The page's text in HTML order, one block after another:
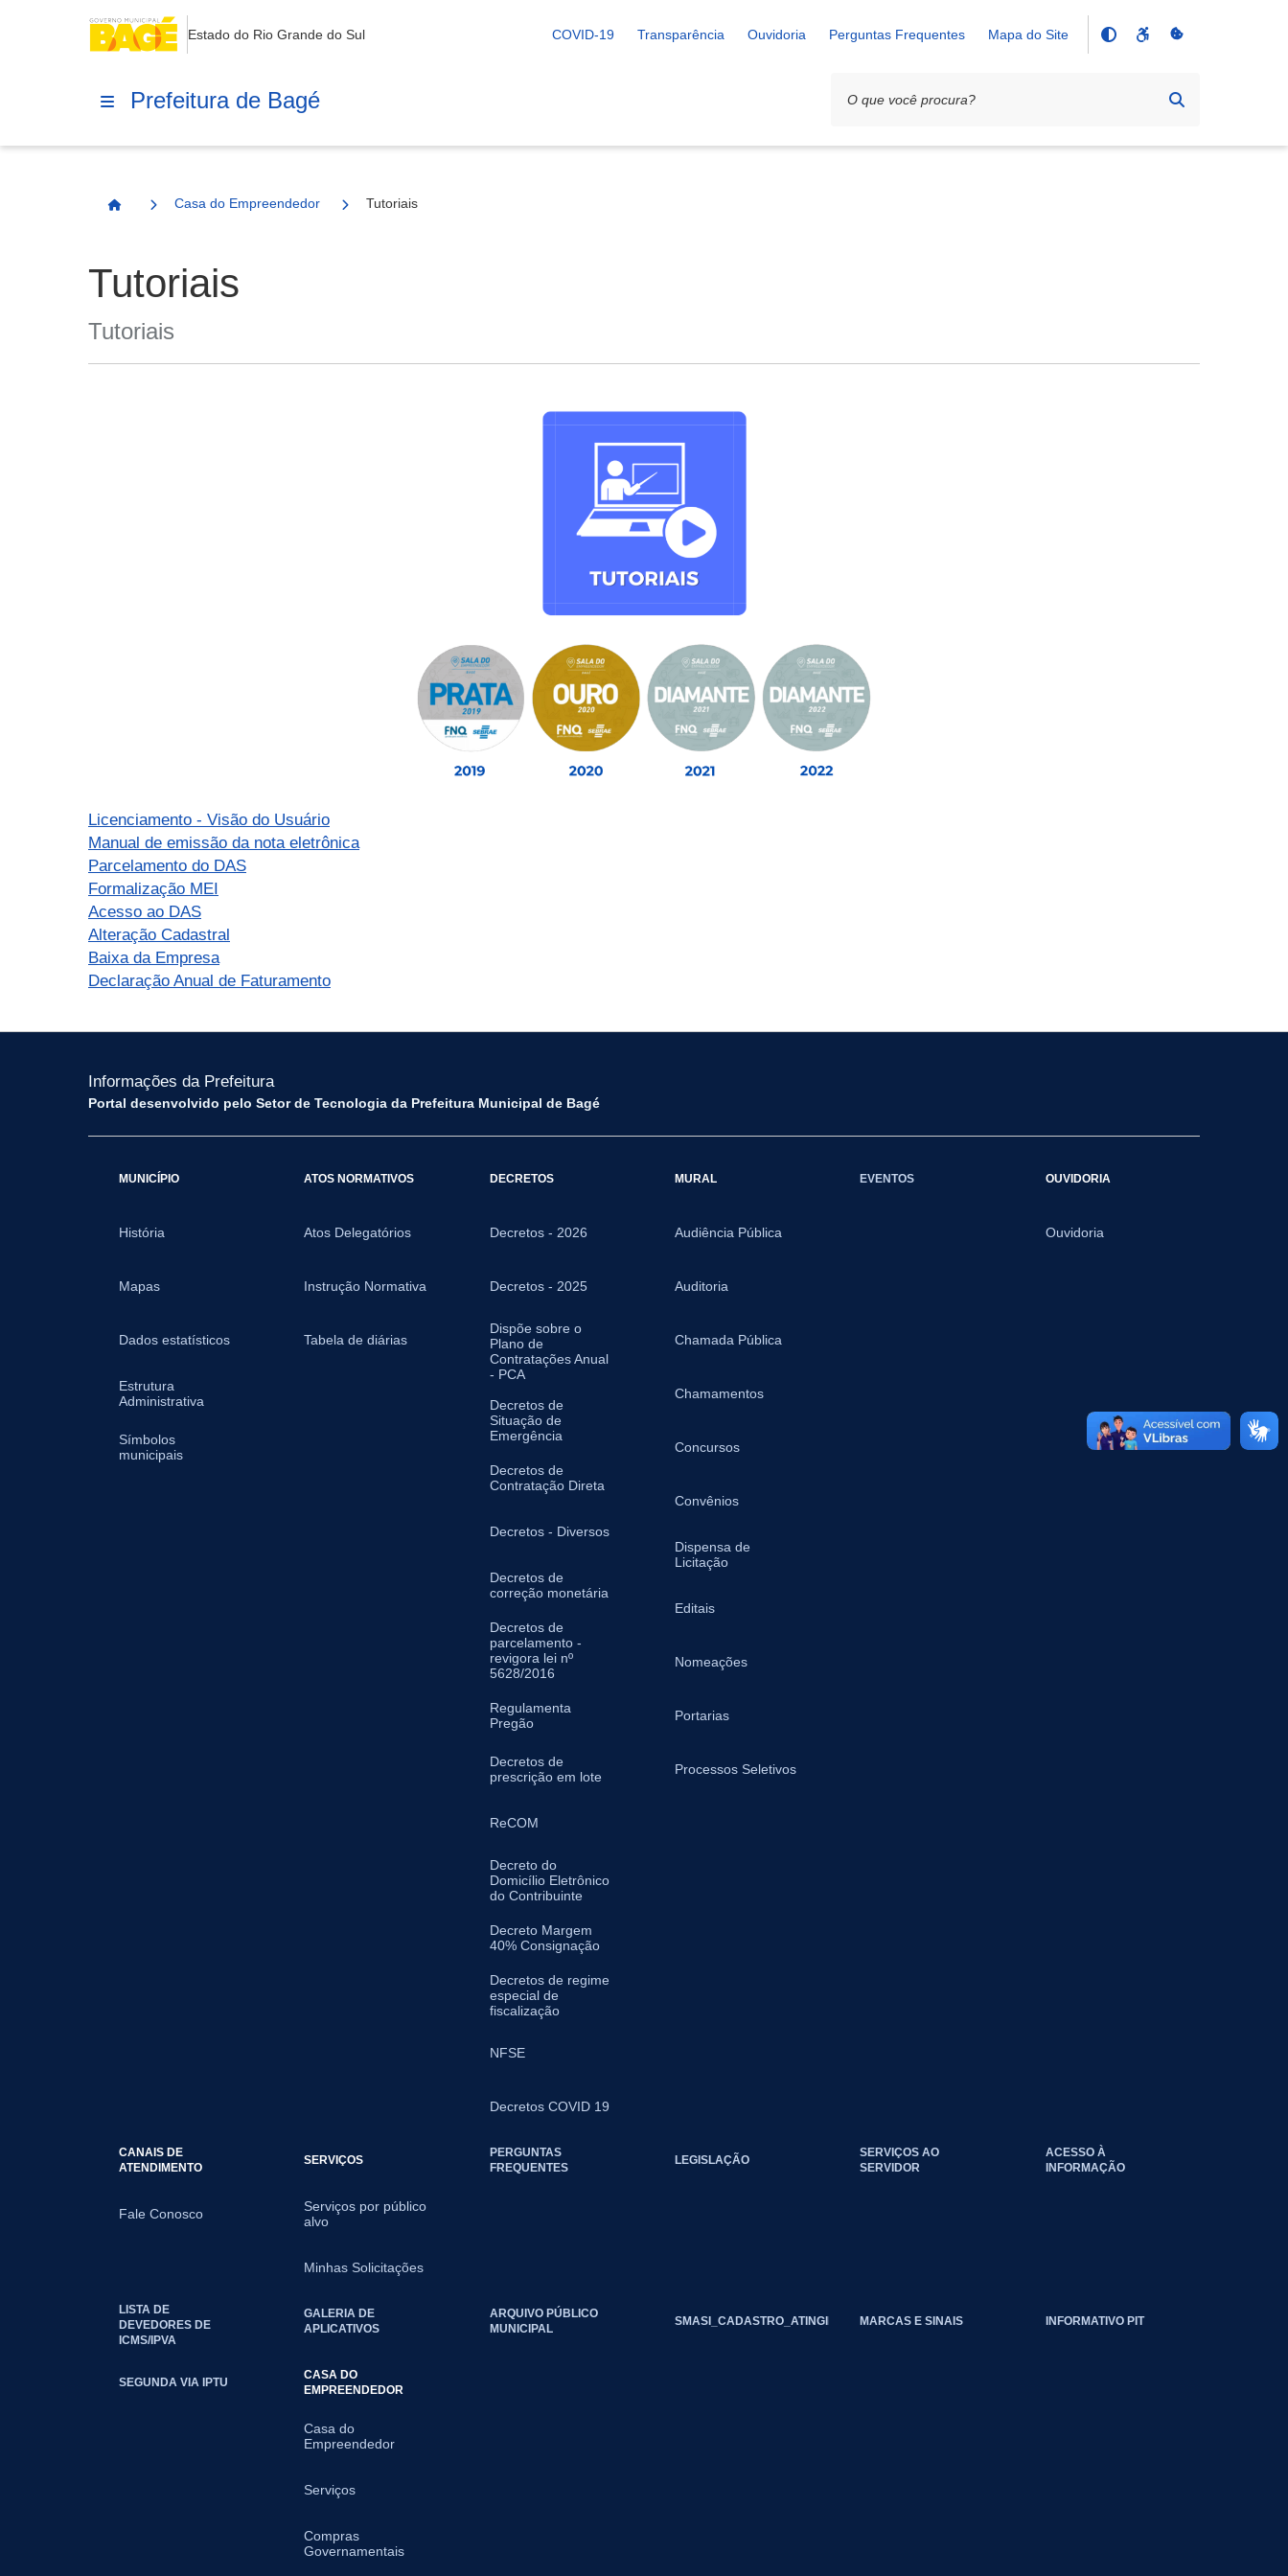
Estado do Rio Grande do Sul COVID-19 Transparência Ouvidoria Perguntas Frequentes Mapa do Site
Prefeitura de Bagé
Página Inicial
Casa do Empreendedor Tutoriais
Tutoriais
Tutoriais
Licenciamento - Visão do Usuário
Manual de emissão da nota eletrônica
Parcelamento do DAS
Formalização MEI
Acesso ao DAS
Alteração Cadastral
Baixa da Empresa
Declaração Anual de Faturamento
Informações da Prefeitura
Portal desenvolvido pelo Setor de Tecnologia da Prefeitura Municipal de Bagé
MUNICÍPIO
História
Mapas
Dados estatísticos
Estrutura
Administrativa
Símbolos
municipais
ATOS NORMATIVOS
Atos Delegatórios
Instrução Normativa
Tabela de diárias
DECRETOS
Decretos - 2026
Decretos - 2025
Dispõe sobre o
Plano de
Contratações Anual
- PCA
Decretos de
Situação de
Emergência
Decretos de
Contratação Direta
Decretos - Diversos
Decretos de
correção monetária
Decretos de
parcelamento -
revigora lei nº
5628/2016
Regulamenta
Pregão
Decretos de
prescrição em lote
ReCOM
Decreto do
Domicílio Eletrônico
do Contribuinte
Decreto Margem
40% Consignação
Decretos de regime
especial de
fiscalização
NFSE
Decretos COVID 19
MURAL
Audiência Pública
Auditoria
Chamada Pública
Chamamentos
Concursos
Convênios
Dispensa de
Licitação
Editais
Nomeações
Portarias
Processos Seletivos
EVENTOS OUVIDORIA
Ouvidoria
CANAIS DE
ATENDIMENTO
Fale Conosco
SERVIÇOS
Serviços por público
alvo
Minhas Solicitações
PERGUNTAS
FREQUENTES
LEGISLAÇÃO
SERVIÇOS AO
SERVIDOR
ACESSO À
INFORMAÇÃO
LISTA DE
DEVEDORES DE
ICMS/IPVA
GALERIA DE
APLICATIVOS
ARQUIVO PÚBLICO
MUNICIPAL
SMASI_CADASTRO_ATINGIDOS_EVENTOS_CLIMATICOS
MARCAS E SINAIS INFORMATIVO PIT
SEGUNDA VIA IPTU
CASA DO
EMPREENDEDOR
Casa do
Empreendedor
Serviços
Compras
Governamentais